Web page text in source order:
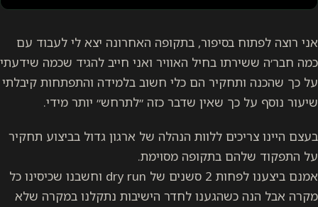
אני רוצה לפתוח בסיפור, בתקופה האחרונה יצא לי לעבוד עם
כמה חבר׳ה ששירתו בחיל האוויר ואני חייב להגיד שכמה שידעתי
על כך שהכנה ותחקיר הם כלי חשוב בלמידה והתפתחות קיבלתי
שיעור נוסף על כך שאין שדבר כזה ״לתרחש״ יותר מידי.
בעצם היינו צריכים ללוות הנהלה של ארגון גדול בביצוע תחקיר
על התפקוד שלהם בתקופה מסוימת.
אמנם ביצענו לפחות 2 סשנים של dry run וחשבנו שכיסינו כל
מקרה אבל הנה כשהגענו לחדר הישיבות נתקלנו במקרה שלא